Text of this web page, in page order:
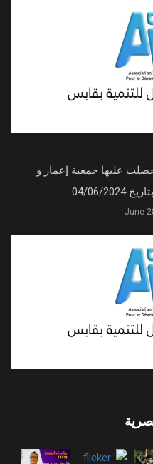
تحصلت عليها جمعية إعمار و
2024.